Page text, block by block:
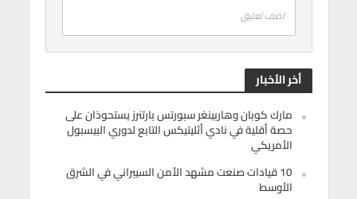
اضف تعليق
أخر الأخبار
مارك كوبان وهاربينغر سبورتس بارتنرز يستحوذان على
حصة أقلية في نادي أثليتيكس التابع لدوري البيسبول
الأمريكي
10 قيادات صنعت مشهد الأمن السيبراني في الشرق
الأوسط